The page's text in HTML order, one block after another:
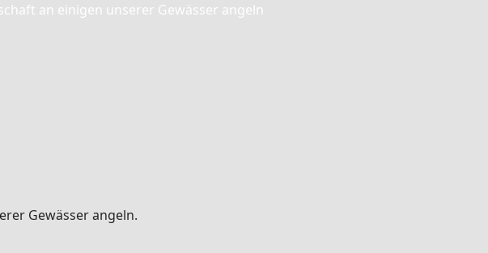
an einigen unserer Gewässer angeln
Gewässer angeln.